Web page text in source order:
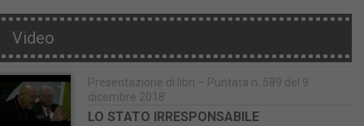
Video
Presentazione di libri – Puntata n. 589 del 9
dicembre 2018
LO STATO IRRESPONSABILE